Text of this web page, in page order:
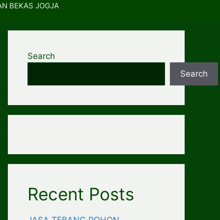
BEKAS JOGJA
Search
Search
Recent Posts